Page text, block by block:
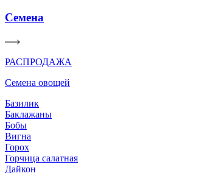
Семена
РАСПРОДАЖА
Семена овощей
Базилик
Баклажаны
Бобы
Вигна
Горох
Горчица салатная
Дайкон